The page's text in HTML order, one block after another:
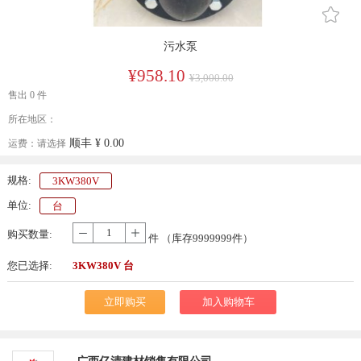
󰄔
污水泵
¥958.10 ¥3,000.00
售出 0 件
所在地区：
运费： 请选择 顺丰 ¥ 0.00
规格:
3KW380V
单位:
台
购买数量:+ 件 （库存9999999件）
您已选择: 3KW380V 台
立即购买 加入购物车